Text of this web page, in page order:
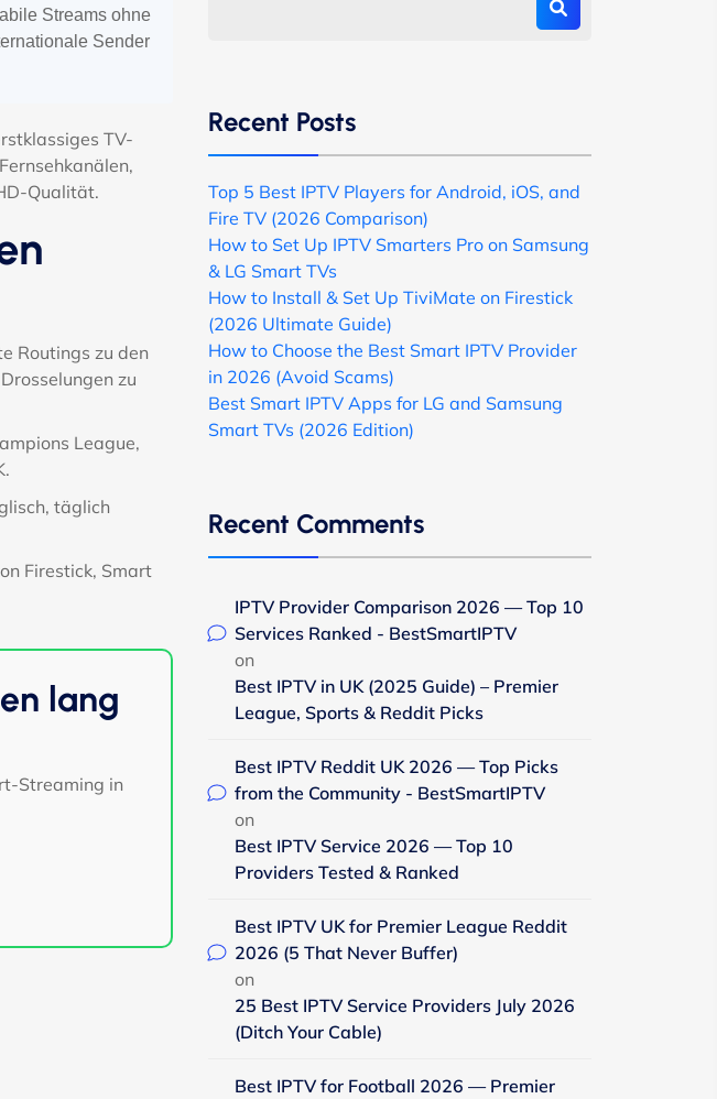
Streams ohne
Sender
TV-
Qualität.
Routings zu den
zu
League,
täglich
Firestick, Smart
lang
Streaming in
Recent Posts
Top 5 Best IPTV Players for Android, iOS, and
Fire TV (2026 Comparison)
How to Set Up IPTV Smarters Pro on Samsung
& LG Smart TVs
How to Install & Set Up TiviMate on Firestick
(2026 Ultimate Guide)
How to Choose the Best Smart IPTV Provider
in 2026 (Avoid Scams)
Best Smart IPTV Apps for LG and Samsung
Smart TVs (2026 Edition)
Recent Comments
IPTV Provider Comparison 2026 — Top 10
Services Ranked - BestSmartIPTV
on
Best IPTV in UK (2025 Guide) – Premier
League, Sports & Reddit Picks
Best IPTV Reddit UK 2026 — Top Picks
from the Community - BestSmartIPTV
on
Best IPTV Service 2026 — Top 10
Providers Tested & Ranked
Best IPTV UK for Premier League Reddit
2026 (5 That Never Buffer)
on
25 Best IPTV Service Providers July 2026
(Ditch Your Cable)
Best IPTV for Football 2026 — Premier